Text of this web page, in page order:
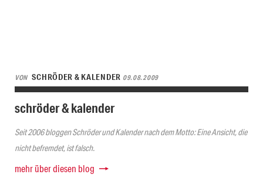
VON SCHRÖDER & KALENDER 09.08.2009
schröder & kalender
Seit 2006 bloggen Schröder und Kalender nach dem Motto: Eine Ansicht, die
nicht befremdet, ist falsch.
mehr über diesen blog